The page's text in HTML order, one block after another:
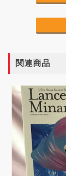
関連商品